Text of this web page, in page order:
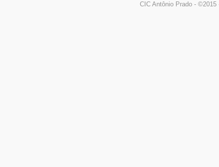
CIC Antônio Prado -